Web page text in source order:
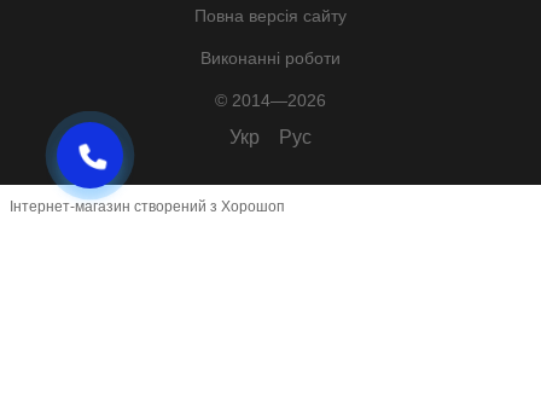
Повна версія сайту
Виконанні роботи
© 2014—2026
Укр Рус
Інтернет-магазин створений з Хорошоп